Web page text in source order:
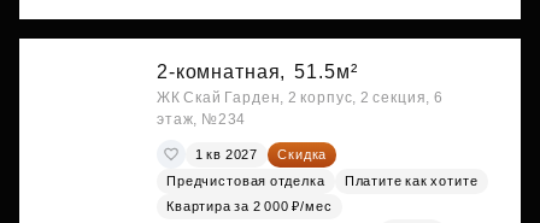
2-комнатная, 51.5м²
ЖК Скай Гарден, 2 корпус, 2 секция, 6
этаж, №234
1 кв 2027
Скидка
Предчистовая отделка
Платите как хотите
Квартира за 2 000 ₽/мес